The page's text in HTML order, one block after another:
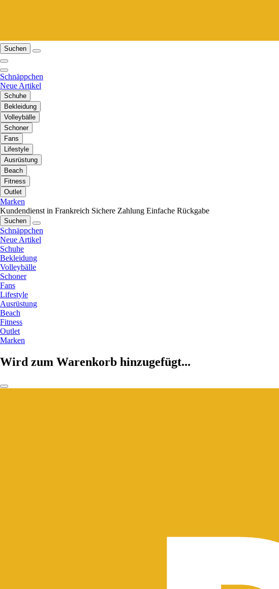
Suchen
Schnäppchen
Neue Artikel
Schuhe
Bekleidung
Volleybälle
Schoner
Fans
Lifestyle
Ausrüstung
Beach
Fitness
Outlet
Marken
Kundendienst in Frankreich Sichere Zahlung Einfache Rückgabe
Suchen
Schnäppchen
Neue Artikel
Schuhe
Bekleidung
Volleybälle
Schoner
Fans
Lifestyle
Ausrüstung
Beach
Fitness
Outlet
Marken
Wird zum Warenkorb hinzugefügt...